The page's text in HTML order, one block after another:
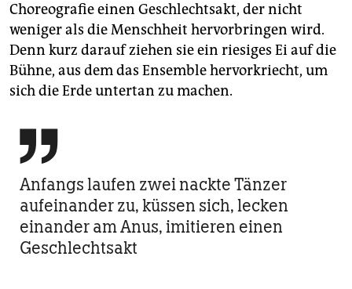
Choreografie einen Geschlechtsakt, der nicht
weniger als die Menschheit hervorbringen wird.
Denn kurz darauf ziehen sie ein riesiges Ei auf die
Bühne, aus dem das Ensemble hervorkriecht, um
sich die Erde untertan zu machen.

Anfangs laufen zwei nackte Tänzer
aufeinander zu, küssen sich, lecken
einander am Anus, imitieren einen
Geschlechtsakt